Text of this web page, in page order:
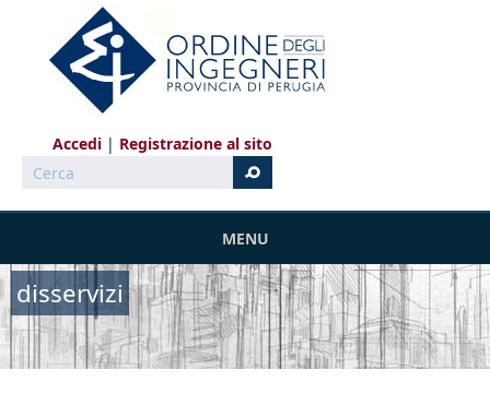
Salta al contenuto principale
Accedi
Registrazione al sito
Cerca
MENU
disservizi